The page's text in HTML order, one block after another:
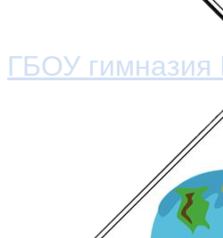
ГБОУ